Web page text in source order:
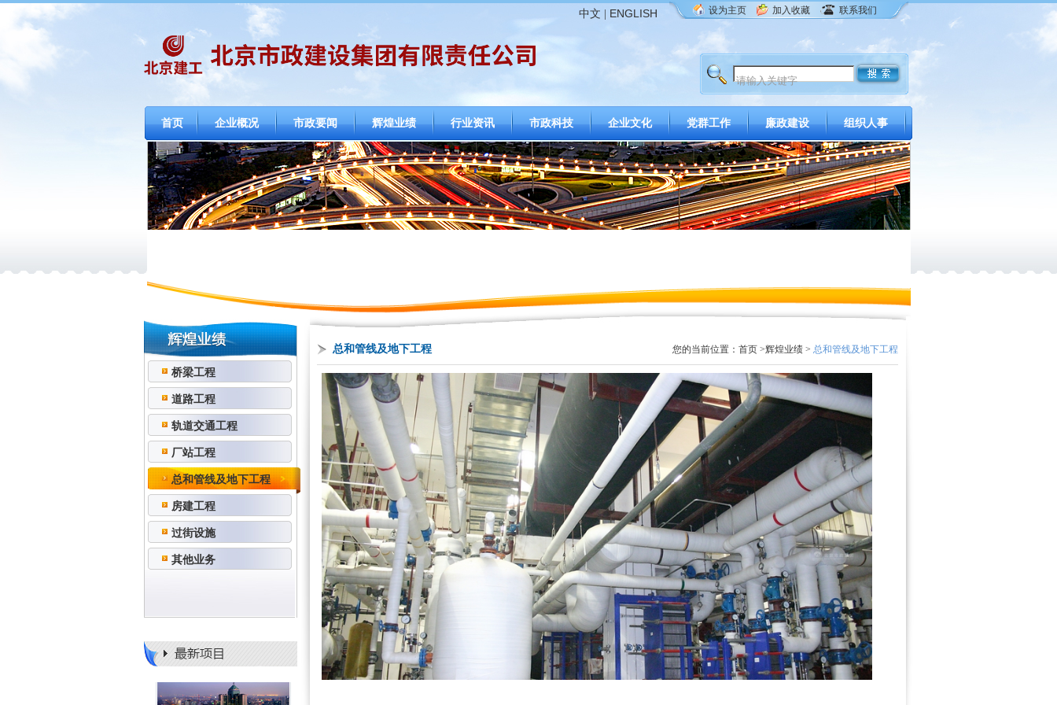
中文 ENGLISH 设为主页 加入收藏 联系我们
首页 企业概况 市政要闻 辉煌业绩 行业资讯 市政科技 企业文化 党群工作 廉政建设 组织人事
桥梁工程
道路工程
轨道交通工程
厂站工程
总和管线及地下工程
房建工程
过街设施
其他业务
您的当前位置： 首页 >辉煌业绩 > 总和管线及地下工程
总和管线及地下工程